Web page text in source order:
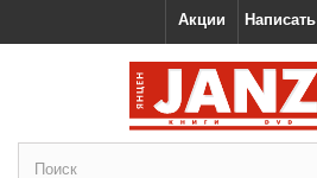
Написать
Акции